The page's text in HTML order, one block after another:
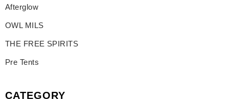
Afterglow
OWL MILS
THE FREE SPIRITS
Pre Tents
CATEGORY